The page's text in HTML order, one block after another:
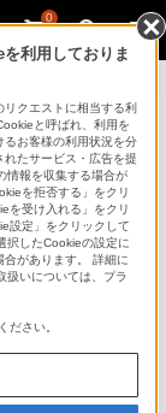
0
ター VAIO
製VAIOの製品情報
の製品情報はこちら
利用しておりま
クエストに相当する利
と呼ばれ、利用を
お客様の利用状況を分
たサービス・広告を提
情報を収集する場合が
を拒否する」をクリ
を受け入れる」をクリ
設定」をクリックして
択したCookieの設定に
合があります。 詳細に
扱いについては、プラ
ださい。